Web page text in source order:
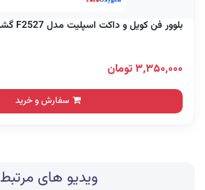
بلوور فن کویل و داکت اسپلیت مدل F2527 گشتاور (بادبزن)
۳,۳۵۰,۰۰۰ تومان
سفارش و خرید
ویدیو های مرتبط